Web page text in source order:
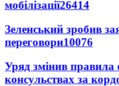
мобілізації26414
Зеленський зробив
переговори10076
Уряд змінив правила
консульствах за